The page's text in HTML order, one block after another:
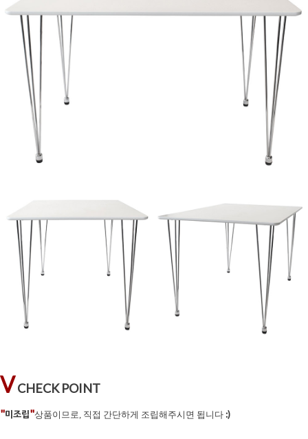
VCHECK POINT
"미조립"상품이므로, 직접 간단하게 조립해주시면 됩니다 :)